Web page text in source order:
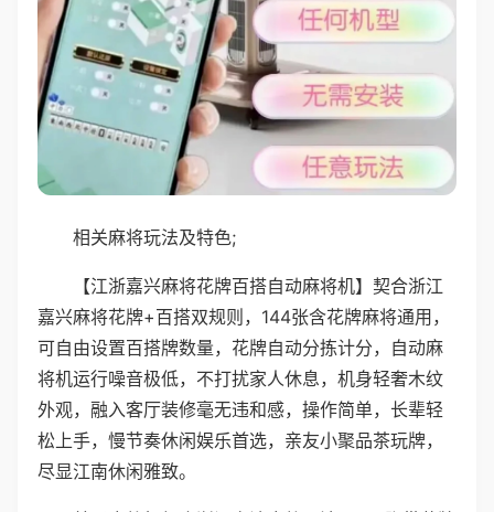
相关麻将玩法及特色;
【江浙嘉兴麻将花牌百搭自动麻将机】契合浙江
嘉兴麻将花牌+百搭双规则，144张含花牌麻将通用，
可自由设置百搭牌数量，花牌自动分拣计分，自动麻
将机运行噪音极低，不打扰家人休息，机身轻奢木纹
外观，融入客厅装修毫无违和感，操作简单，长辈轻
松上手，慢节奏休闲娱乐首选，亲友小聚品茶玩牌，
尽显江南休闲雅致。